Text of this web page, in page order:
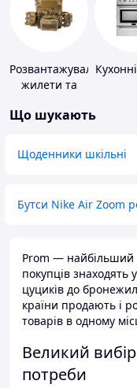
Розвантажувальні
жилети та
без плит
Що шукають
Щоденники шкільні
Бутси Nike Air Zoom
Prom — найбільший
покупців знаходять
цуциків до
країни продають і
товарів в одному
Великий
потреби